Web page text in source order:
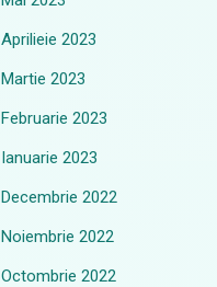
Aprilieie 2023
Martie 2023
Februarie 2023
Ianuarie 2023
Decembrie 2022
Noiembrie 2022
Octombrie 2022